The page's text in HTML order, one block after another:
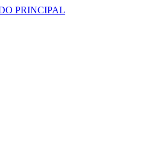
PRINCIPAL